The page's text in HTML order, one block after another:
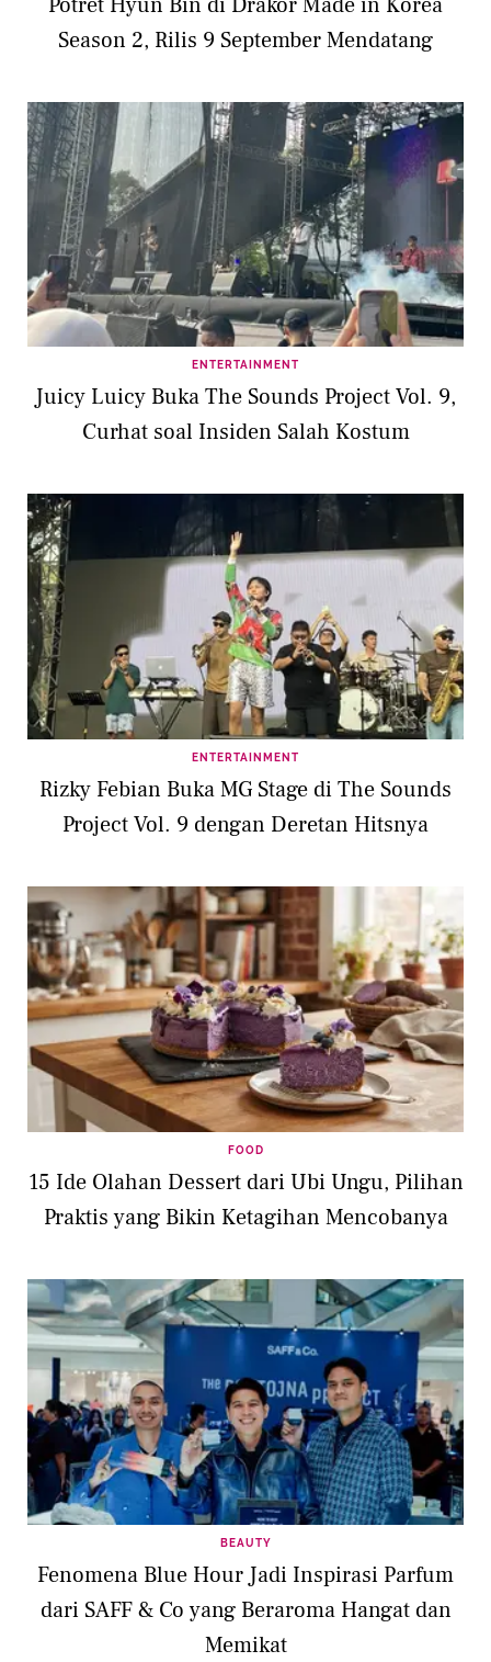
Season 2, Rilis 9 September Mendatang
ENTERTAINMENT
Juicy Luicy Buka The Sounds Project Vol. 9,
Curhat soal Insiden Salah Kostum
ENTERTAINMENT
Rizky Febian Buka MG Stage di The Sounds
Project Vol. 9 dengan Deretan Hitsnya
FOOD
15 Ide Olahan Dessert dari Ubi Ungu, Pilihan
Praktis yang Bikin Ketagihan Mencobanya
BEAUTY
Fenomena Blue Hour Jadi Inspirasi Parfum
dari SAFF & Co yang Beraroma Hangat dan
Memikat